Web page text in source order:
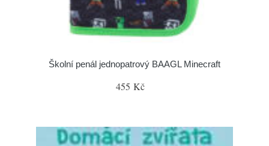
Školní penál jednopatrový BAAGL Minecraft
455 Kč